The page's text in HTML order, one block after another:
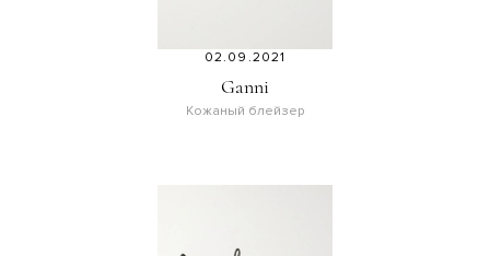
02.09.2021
Ganni
Кожаный блейзер